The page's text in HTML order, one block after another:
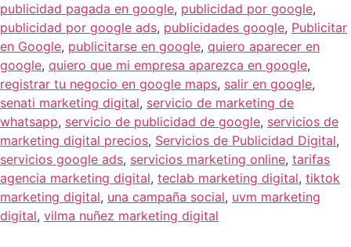
publicidad pagada en google, publicidad por google,
publicidad por google ads, publicidades google, Publicitar
en Google, publicitarse en google, quiero aparecer en
google, quiero que mi empresa aparezca en google,
registrar tu negocio en google maps, salir en google,
senati marketing digital, servicio de marketing de
whatsapp, servicio de publicidad de google, servicios de
marketing digital precios, Servicios de Publicidad Digital,
servicios google ads, servicios marketing online, tarifas
agencia marketing digital, teclab marketing digital, tiktok
marketing digital, una campaña social, uvm marketing
digital, vilma nuñez marketing digital